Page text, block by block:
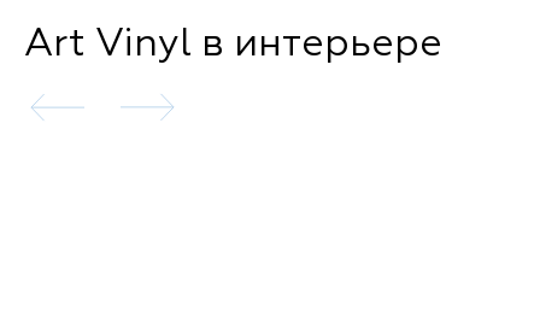
Art Vinyl в интерьере